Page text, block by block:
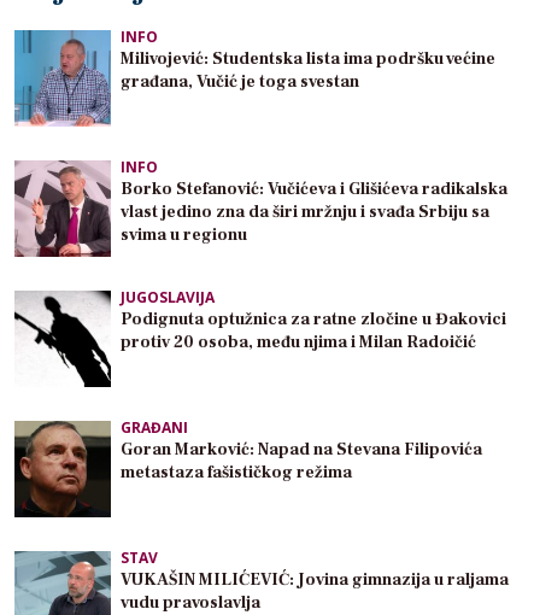
INFO
Milivojević: Studentska lista ima podršku većine
građana, Vučić je toga svestan
INFO
Borko Stefanović: Vučićeva i Glišićeva radikalska
vlast jedino zna da širi mržnju i svađa Srbiju sa
svima u regionu
JUGOSLAVIJA
Podignuta optužnica za ratne zločine u Đakovici
protiv 20 osoba, među njima i Milan Radoičić
GRAĐANI
Goran Marković: Napad na Stevana Filipovića
metastaza fašističkog režima
STAV
VUKAŠIN MILIĆEVIĆ: Jovina gimnazija u raljama
vudu pravoslavlja